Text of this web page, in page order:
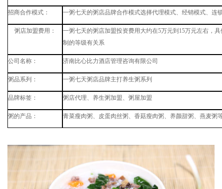
招商合作模式： 一粥七天的粥店品牌合作模式选择代理模式、经销模式、连
粥店加盟费用： 一粥七天的粥店加盟投资费用大约在5万元到 15万元左右，
制的等级有关系
公司名称： 济南比心比力酒店管理咨询有限公司
粥品系列： 一粥七天粥店品牌主打养生粥系列
品牌标签： 粥店代理、养生粥加盟、粥屋加盟
粥的产品： 青菜瘦肉粥、皮蛋肉丝粥、香菇瘦肉粥、养颜甜粥、燕麦粥